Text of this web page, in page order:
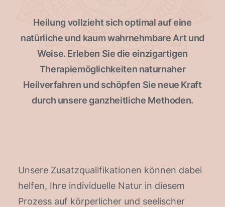
Heilung vollzieht sich optimal auf eine
natürliche und kaum wahrnehmbare Art und
Weise. Erleben Sie die einzigartigen
Therapiemöglichkeiten naturnaher
Heilverfahren und schöpfen Sie neue Kraft
durch unsere ganzheitliche Methoden.
Unsere Zusatzqualifikationen können dabei
helfen, Ihre individuelle Natur in diesem
Prozess auf körperlicher und seelischer